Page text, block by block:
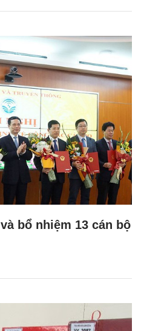
bổ nhiệm 13 cán bộ